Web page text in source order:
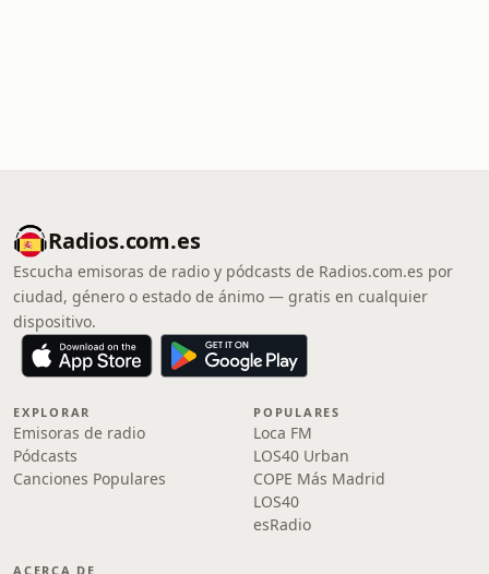
Radios.com.es
Escucha emisoras de radio y pódcasts de Radios.com.es por
ciudad, género o estado de ánimo — gratis en cualquier
dispositivo.
EXPLORAR
Emisoras de radio
Pódcasts
Canciones Populares
POPULARES
Loca FM
LOS40 Urban
COPE Más Madrid
LOS40
esRadio
ACERCA DE